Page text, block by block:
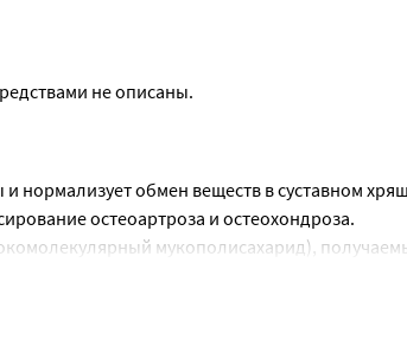
не описаны.
нормализует обмен веществ в суставном
остеоартроза и остеохондроза.
мукополисахарид),
коллапсу соединительной ткани;
способствует